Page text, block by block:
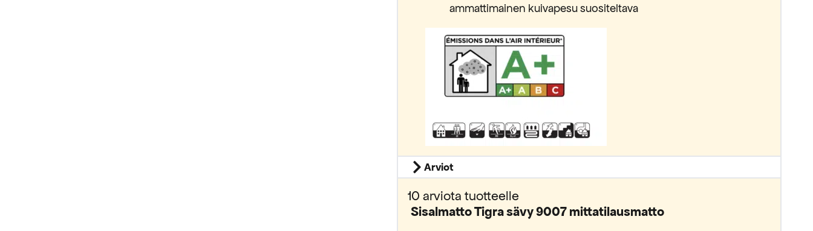
ammattimainen kuivapesu suositeltava
Arviot
10 arviota tuotteelle
Sisalmatto Tigra sävy 9007 mittatilausmatto